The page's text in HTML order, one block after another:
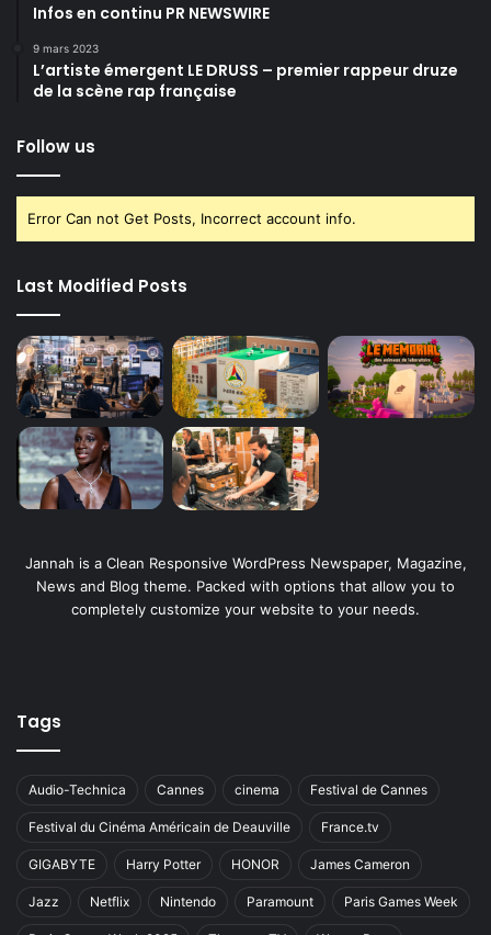
Infos en continu PR NEWSWIRE
9 mars 2023
L’artiste émergent LE DRUSS – premier rappeur druze
de la scène rap française
Follow us
Error Can not Get Posts, Incorrect account info.
Last Modified Posts
Jannah is a Clean Responsive WordPress Newspaper, Magazine,
News and Blog theme. Packed with options that allow you to
completely customize your website to your needs.
Tags
Audio-Technica Cannes cinema Festival de Cannes
Festival du Cinéma Américain de Deauville France.tv
GIGABYTE Harry Potter HONOR James Cameron
Jazz Netflix Nintendo Paramount Paris Games Week